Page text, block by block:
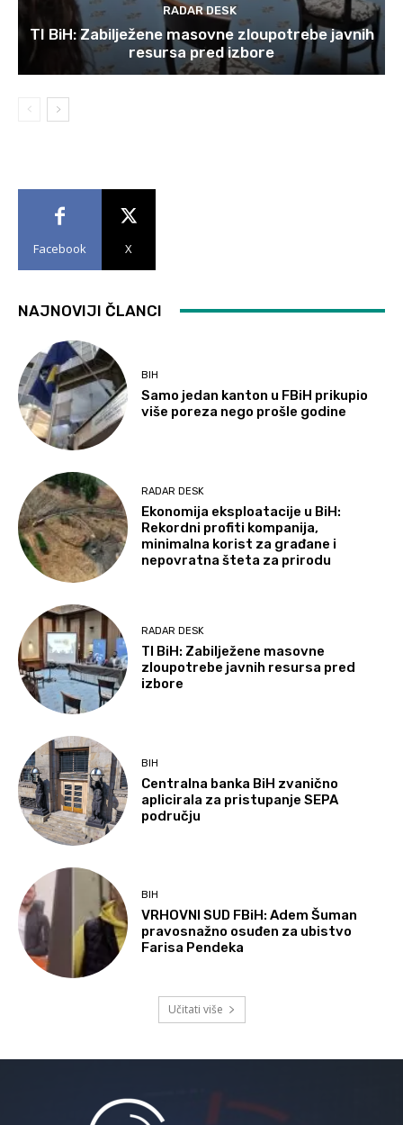
RADAR DESK
TI BiH: Zabilježene masovne zloupotrebe javnih
resursa pred izbore
Facebook X
NAJNOVIJI ČLANCI
BIH
Samo jedan kanton u FBiH prikupio
više poreza nego prošle godine
RADAR DESK
Ekonomija eksploatacije u BiH:
Rekordni profiti kompanija,
minimalna korist za građane i
nepovratna šteta za prirodu
RADAR DESK
TI BiH: Zabilježene masovne
zloupotrebe javnih resursa pred
izbore
BIH
Centralna banka BiH zvanično
aplicirala za pristupanje SEPA
području
BIH
VRHOVNI SUD FBiH: Adem Šuman
pravosnažno osuđen za ubistvo
Farisa Pendeka
Učitati više